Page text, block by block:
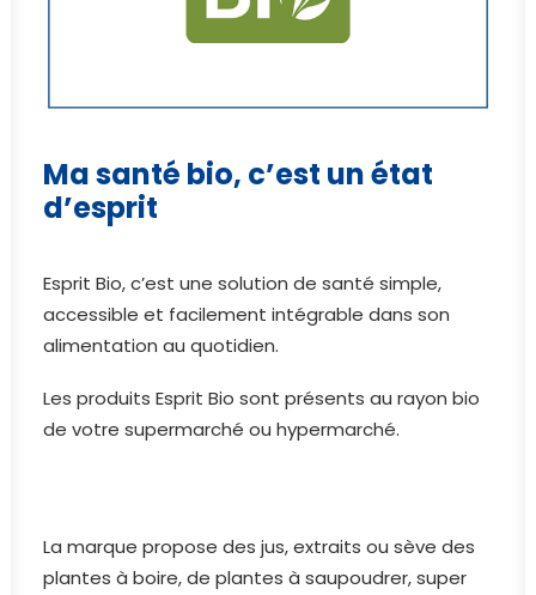
Ma santé bio, c’est un état
d’esprit
Esprit Bio, c’est une solution de santé simple,
accessible et facilement intégrable dans son
alimentation au quotidien.
Les produits Esprit Bio sont présents au rayon bio
de votre supermarché ou hypermarché.
La marque propose des jus, extraits ou sève des
plantes à boire, de plantes à saupoudrer, super